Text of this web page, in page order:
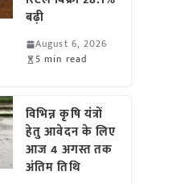
बढ़ी
August 6, 2026
5 min read
विभिन्न कृषि यंत्रों
हेतु आवेदन के लिए
आज 4 अगस्त तक
अंतिम तिथि